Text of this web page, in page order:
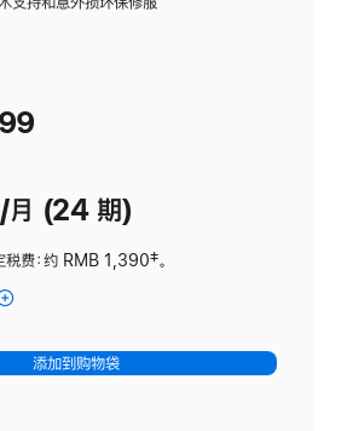
(24 期)
税费：约 RMB 1,390脚
‡。
添加到购物袋